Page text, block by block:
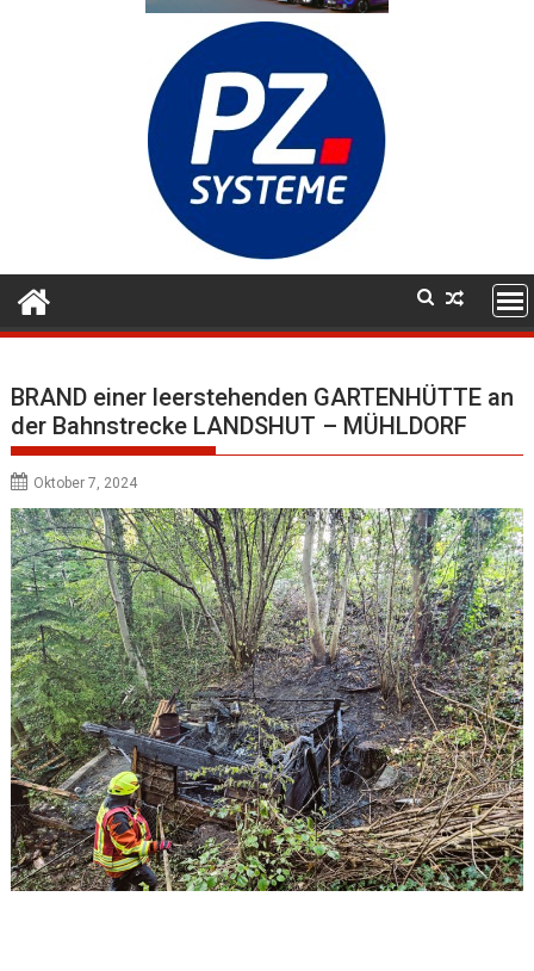
BRAND einer leerstehenden GARTENHÜTTE an
der Bahnstrecke LANDSHUT – MÜHLDORF
Oktober 7, 2024